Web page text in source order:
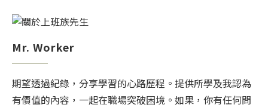
Mr. Worker
期望透過紀錄，分享學習的心路歷程。提供所學及我認為
有價值的內容，一起在職場突破困境。如果，你有任何問